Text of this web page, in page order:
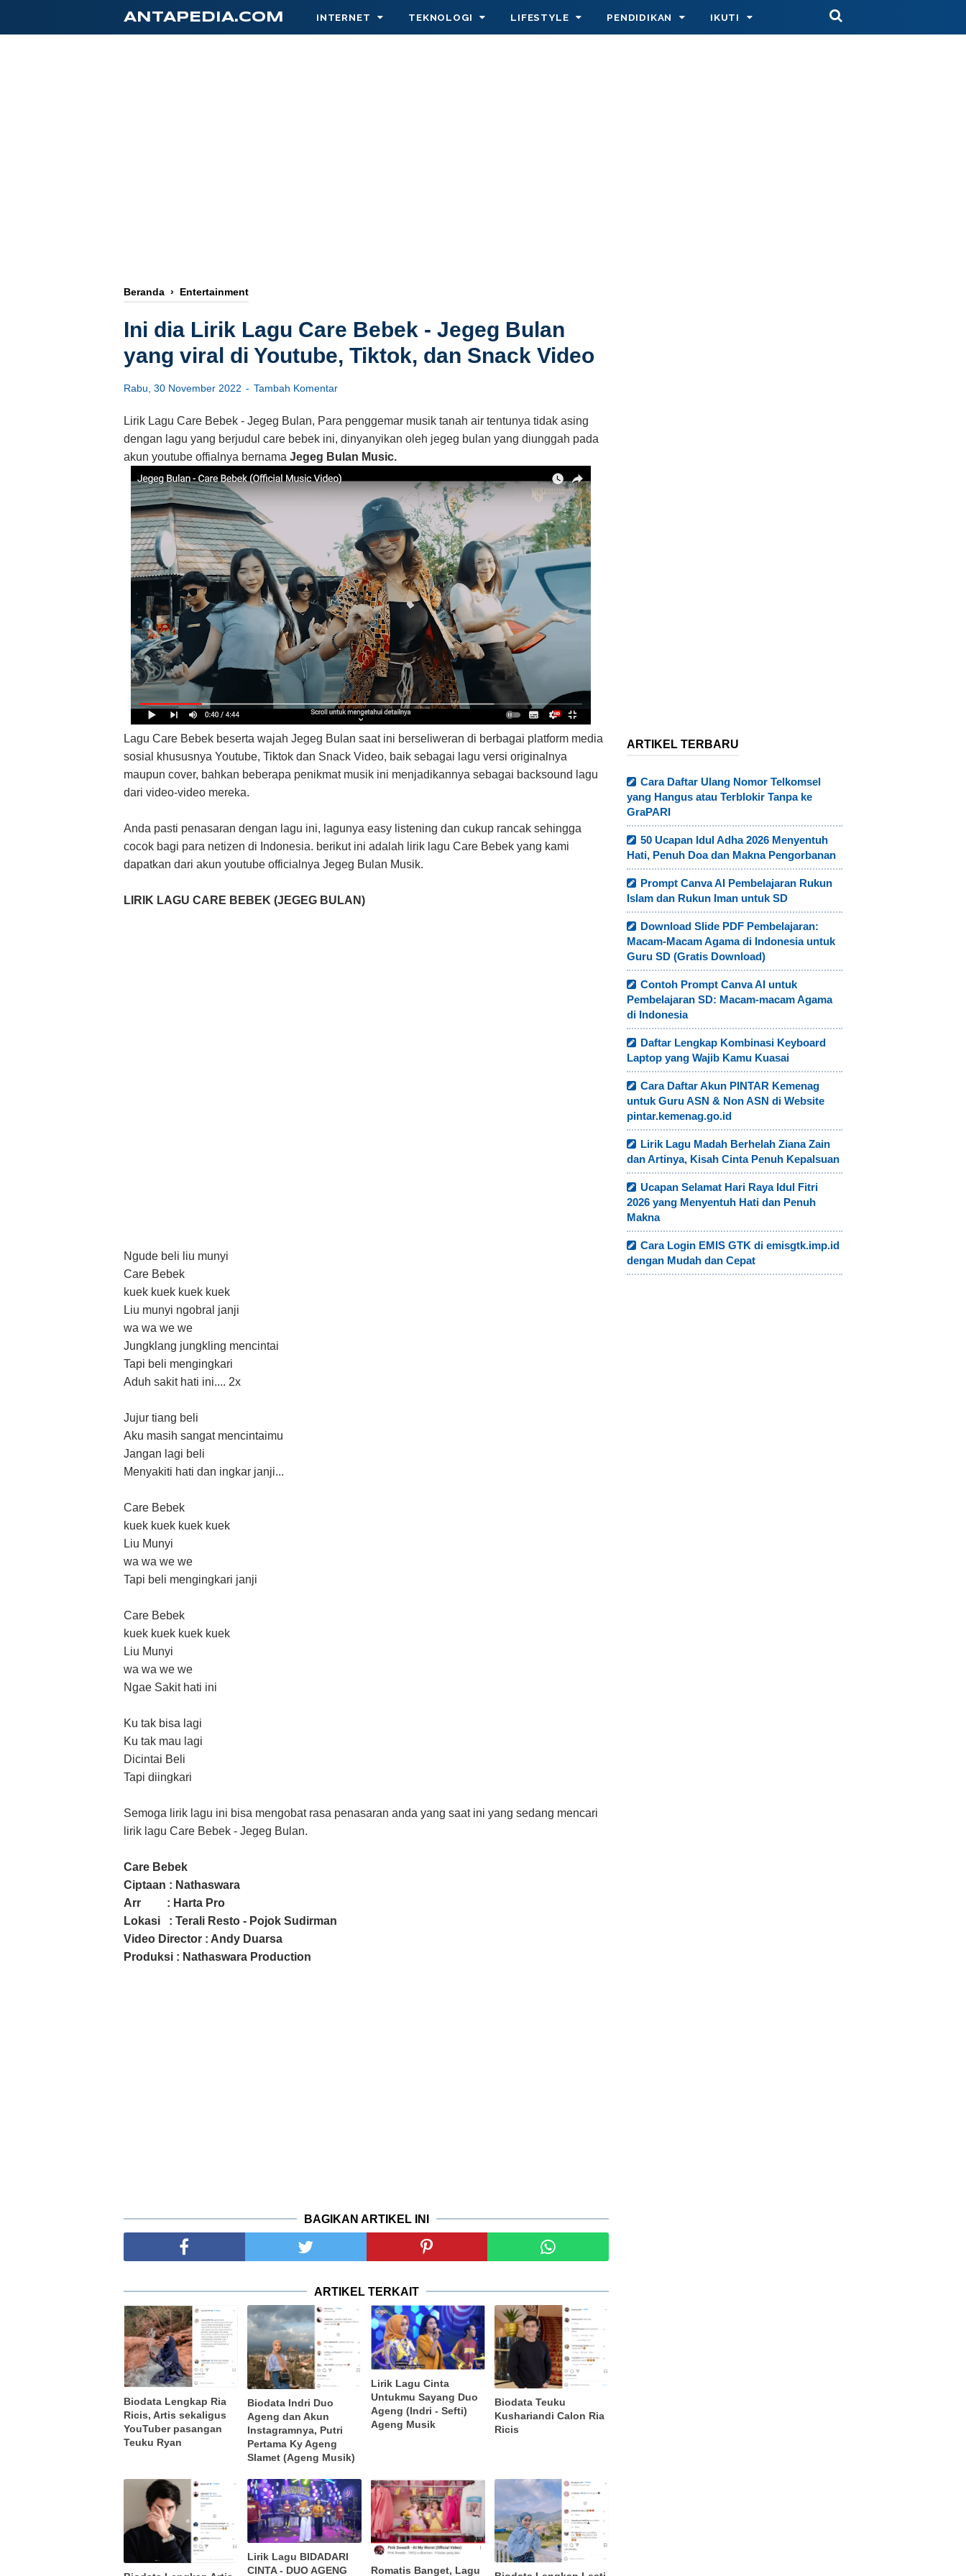
ANTAPEDIA.COM INTERNET TEKNOLOGI LIFESTYLE PENDIDIKAN IKUTI
Beranda › Entertainment
Ini dia Lirik Lagu Care Bebek - Jegeg Bulan
yang viral di Youtube, Tiktok, dan Snack Video
Rabu, 30 November 2022 Tambah Komentar
Lirik Lagu Care Bebek - Jegeg Bulan, Para penggemar musik tanah air tentunya tidak asing
dengan lagu yang berjudul care bebek ini, dinyanyikan oleh jegeg bulan yang diunggah pada
akun youtube offialnya bernama Jegeg Bulan Music.
Lagu Care Bebek beserta wajah Jegeg Bulan saat ini berseliweran di berbagai platform media
sosial khususnya Youtube, Tiktok dan Snack Video, baik sebagai lagu versi originalnya
maupun cover, bahkan beberapa penikmat musik ini menjadikannya sebagai backsound lagu
dari video-video mereka.
Anda pasti penasaran dengan lagu ini, lagunya easy listening dan cukup rancak sehingga
cocok bagi para netizen di Indonesia. berikut ini adalah lirik lagu Care Bebek yang kami
dapatkan dari akun youtube officialnya Jegeg Bulan Musik.
LIRIK LAGU CARE BEBEK (JEGEG BULAN)
Ngude beli liu munyi
Care Bebek
kuek kuek kuek kuek
Liu munyi ngobral janji
wa wa we we
Jungklang jungkling mencintai
Tapi beli mengingkari
Aduh sakit hati ini.... 2x
Jujur tiang beli
Aku masih sangat mencintaimu
Jangan lagi beli
Menyakiti hati dan ingkar janji...
Care Bebek
kuek kuek kuek kuek
Liu Munyi
wa wa we we
Tapi beli mengingkari janji
Care Bebek
kuek kuek kuek kuek
Liu Munyi
wa wa we we
Ngae Sakit hati ini
Ku tak bisa lagi
Ku tak mau lagi
Dicintai Beli
Tapi diingkari
Semoga lirik lagu ini bisa mengobat rasa penasaran anda yang saat ini yang sedang mencari
lirik lagu Care Bebek - Jegeg Bulan.
Care Bebek
Ciptaan : Nathaswara
Arr : Harta Pro
Lokasi : Terali Resto - Pojok Sudirman
Video Director : Andy Duarsa
Produksi : Nathaswara Production
BAGIKAN ARTIKEL INI
ARTIKEL TERKAIT
Biodata Lengkap Ria
Ricis, Artis sekaligus
YouTuber pasangan
Teuku Ryan
Biodata Indri Duo
Ageng dan Akun
Instagramnya, Putri
Pertama Ky Ageng
Slamet (Ageng Musik)
Lirik Lagu Cinta
Untukmu Sayang Duo
Ageng (Indri - Sefti)
Ageng Musik
Biodata Teuku
Kushariandi Calon Ria
Ricis
Lirik Lagu BIDADARI
CINTA - DUO AGENG
Romatis Banget, Lagu
ARTIKEL TERBARU
Cara Daftar Ulang Nomor Telkomsel
yang Hangus atau Terblokir Tanpa ke
GraPARI
50 Ucapan Idul Adha 2026 Menyentuh
Hati, Penuh Doa dan Makna Pengorbanan
Prompt Canva AI Pembelajaran Rukun
Islam dan Rukun Iman untuk SD
Download Slide PDF Pembelajaran:
Macam-Macam Agama di Indonesia untuk
Guru SD (Gratis Download)
Contoh Prompt Canva AI untuk
Pembelajaran SD: Macam-macam Agama
di Indonesia
Daftar Lengkap Kombinasi Keyboard
Laptop yang Wajib Kamu Kuasai
Cara Daftar Akun PINTAR Kemenag
untuk Guru ASN & Non ASN di Website
pintar.kemenag.go.id
Lirik Lagu Madah Berhelah Ziana Zain
dan Artinya, Kisah Cinta Penuh Kepalsuan
Ucapan Selamat Hari Raya Idul Fitri
2026 yang Menyentuh Hati dan Penuh
Makna
Cara Login EMIS GTK di emisgtk.imp.id
dengan Mudah dan Cepat